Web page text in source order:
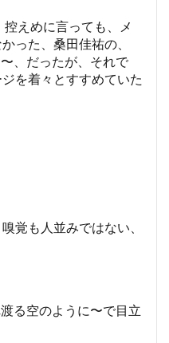
えめに言っても、メ
った、桑田佳祐の、
、だったが、それで
を着々とすすめていた
覚も人並みではない、
る空のように〜で目立